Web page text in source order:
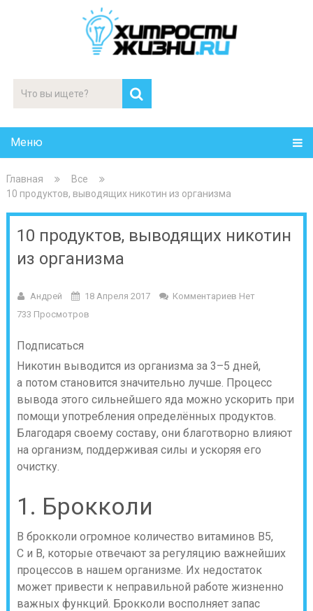
Меню
Главная
Все
10 продуктов, выводящих никотин из организма
10 продуктов, выводящих никотин
из организма
Андрей 18 Апреля 2017
Комментариев Нет
733 Просмотров
Подписаться
Никотин выводится из организма за 3–5 дней,
а потом становится значительно лучше. Процесс
вывода этого сильнейшего яда можно ускорить при
помощи употребления определённых продуктов.
Благодаря своему составу, они благотворно влияют
на организм, поддерживая силы и ускоряя его
очистку.
1. Брокколи
В брокколи огромное количество витаминов B5,
C и B, которые отвечают за регуляцию важнейших
процессов в нашем организме. Их недостаток
может привести к неправильной работе жизненно
важных функций. Брокколи восполняет запас